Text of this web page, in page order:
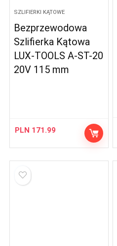
SZLIFIERKI KĄTOWE
Bezprzewodowa
Szlifierka Kątowa
LUX-TOOLS A-ST-20
20V 115 mm
PLN 171.99